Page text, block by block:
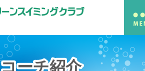
コーチ紹介
コーチ紹介